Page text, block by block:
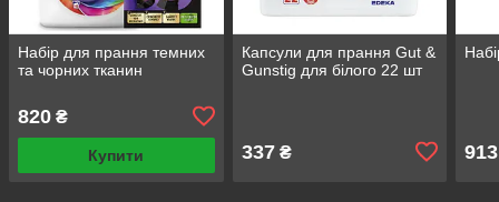
Набір для прання темних
та чорних тканин
820 ₴
Купити
Капсули для прання Gut &
Gunstig для білого 22 шт
337₴